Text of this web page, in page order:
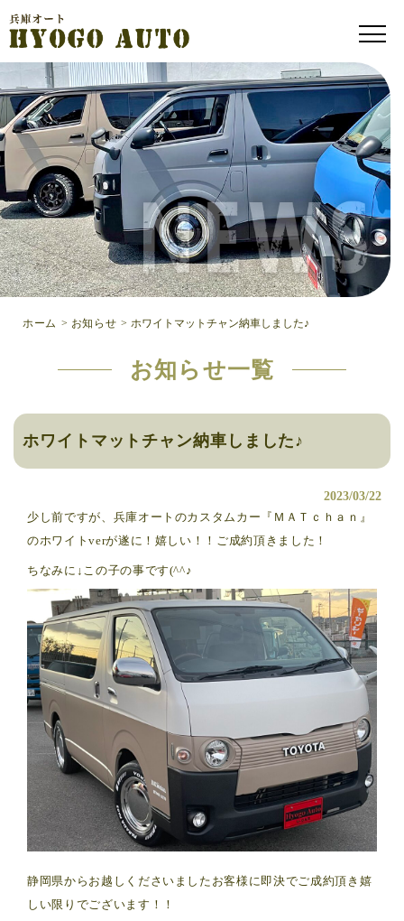
ホーム > お知らせ > ホワイトマットチャン納車しました♪
お知らせ一覧
ホワイトマットチャン納車しました♪
2023/03/22
少し前ですが、兵庫オートのカスタムカー『ＭＡＴｃｈａｎ』
のホワイトverが遂に！嬉しい！！ご成約頂きました！
ちなみに↓この子の事です(^^♪
静岡県からお越しくださいましたお客様に即決でご成約頂き嬉
しい限りでございます！！